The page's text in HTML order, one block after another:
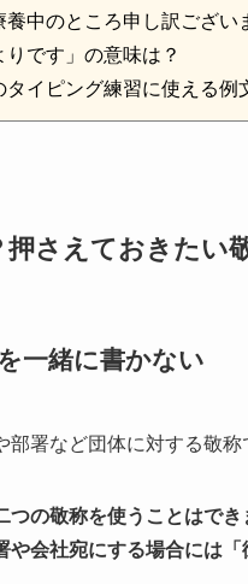
養中のところ申し訳ござい
りです」の意味は？
タイピング練習に使える例
押さえておきたい
一緒に書かない
部署など団体に対する敬
つの敬称を使うことはで
や会社宛にする場合には「